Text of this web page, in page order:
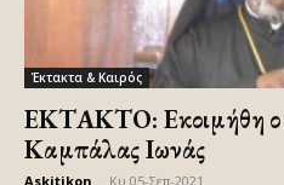
Έκτακτα & Καιρός
ΕΚΤΑΚΤΟ: Εκοιμήθη ο
Καμπάλας Ιωνάς
Askitikon Κυ 05-Σεπ-2021